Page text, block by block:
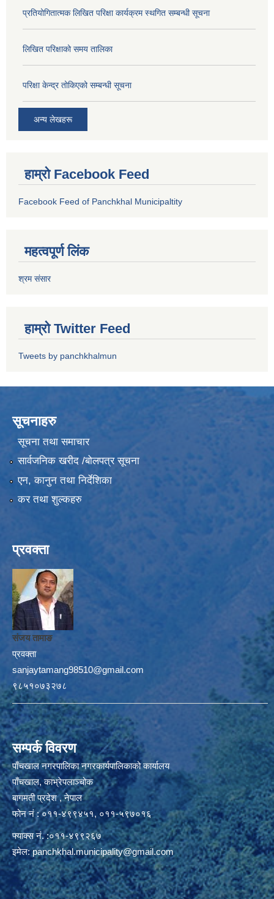
प्रतियोगितात्मक लिखित परिक्षा कार्यक्रम स्थगित सम्बन्धी सूचना
लिखित परिक्षाको समय तालिका
परिक्षा केन्द्र तोकिएको सम्बन्धी सूचना
अन्य लेखहरू
हाम्रो Facebook Feed
Facebook Feed of Panchkhal Municipaltity
महत्वपूर्ण लिंक
श्रम संसार
हाम्रो Twitter Feed
Tweets by panchkhalmun
सूचनाहरु
सूचना तथा समाचार
सार्वजनिक खरीद /बोलपत्र सूचना
एन, कानुन तथा निर्देशिका
कर तथा शुल्कहरु
प्रवक्ता
संजय तामाङ
प्रवक्ता
sanjaytamang98510@gmail.com
९८५१०७३२७८
सम्पर्क विवरण
पाँचखाल नगरपालिका नगरकार्यपालिकाको कार्यालय
पाँचखाल, काभ्रेपलाञ्चोक
बागमती प्रदेश , नेपाल
फोन नं : ०११-४९९४५१, ०११-५९७०१६
फ्याक्स नं. :०११-४९९२६७
इमेल:panchkhal.municipality@gmail.com